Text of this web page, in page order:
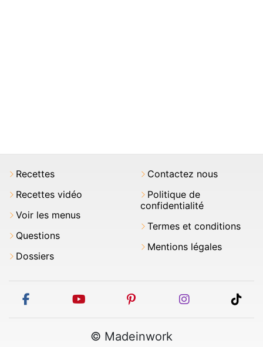
Recettes
Recettes vidéo
Voir les menus
Questions
Dossiers
Contactez nous
Politique de
confidentialité
Termes et conditions
Mentions légales
facebook youtube pinterest instagram
© Madeinwork